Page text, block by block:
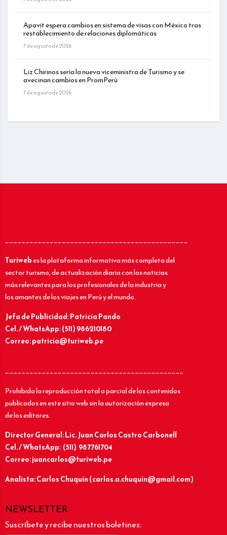
Apavit espera cambios en sistema de visas con México tras
restablecimiento de relaciones diplomáticas
7 de agosto de 2026
Liz Chirinos sería la nueva viceministra de Turismo y se
avecinan cambios en PromPerú
7 de agosto de 2026
_____________________________________________
Turiwebes la plataforma informativa más completa del
sector turismo, de actualización diaria con las noticias
más relevantes para los profesionales de la industria y
los amantes de los viajes en Perú y el mundo.
Jefa de Publicidad: Patricia Pando
Cel. / WhatsApp: (511) 986210180
Correo: patricia@turiweb.pe
____________________________________________
Prohibida la reproducción total o parcial de los contenidos
publicados en este sitio web sin la autorización expresa
de los editores.
Director General: Lic.Juan Carlos Castro Carbonell
Cel. / WhatsApp: (511) 987761704
Correo: juancarlos@turiweb.pe
Analista: Carlos Chuquín (carlos.a.chuquin@gmail.com)
NEWSLETTER
Suscríbete y recibe nuestros boletines: